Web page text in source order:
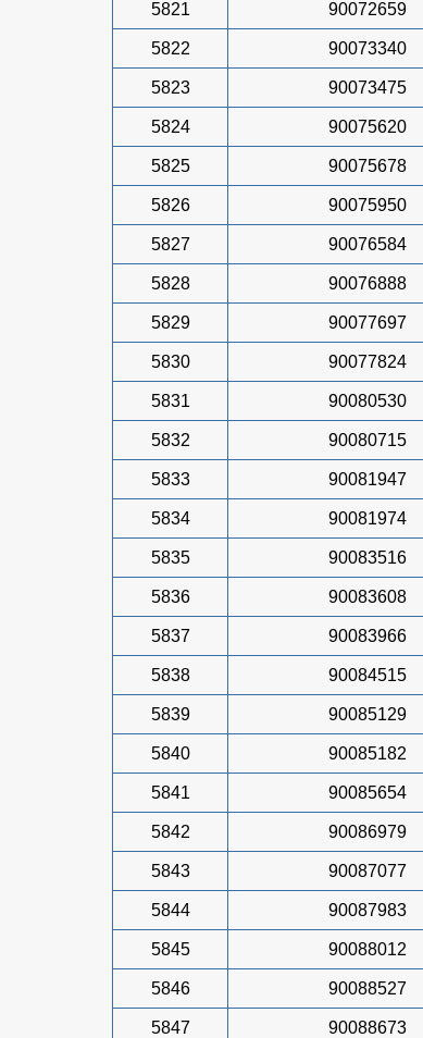
5821 90072659
5822 90073340
5823 90073475
5824 90075620
5825 90075678
5826 90075950
5827 90076584
5828 90076888
5829 90077697
5830 90077824
5831 90080530
5832 90080715
5833 90081947
5834 90081974
5835 90083516
5836 90083608
5837 90083966
5838 90084515
5839 90085129
5840 90085182
5841 90085654
5842 90086979
5843 90087077
5844 90087983
5845 90088012
5846 90088527
5847 90088673